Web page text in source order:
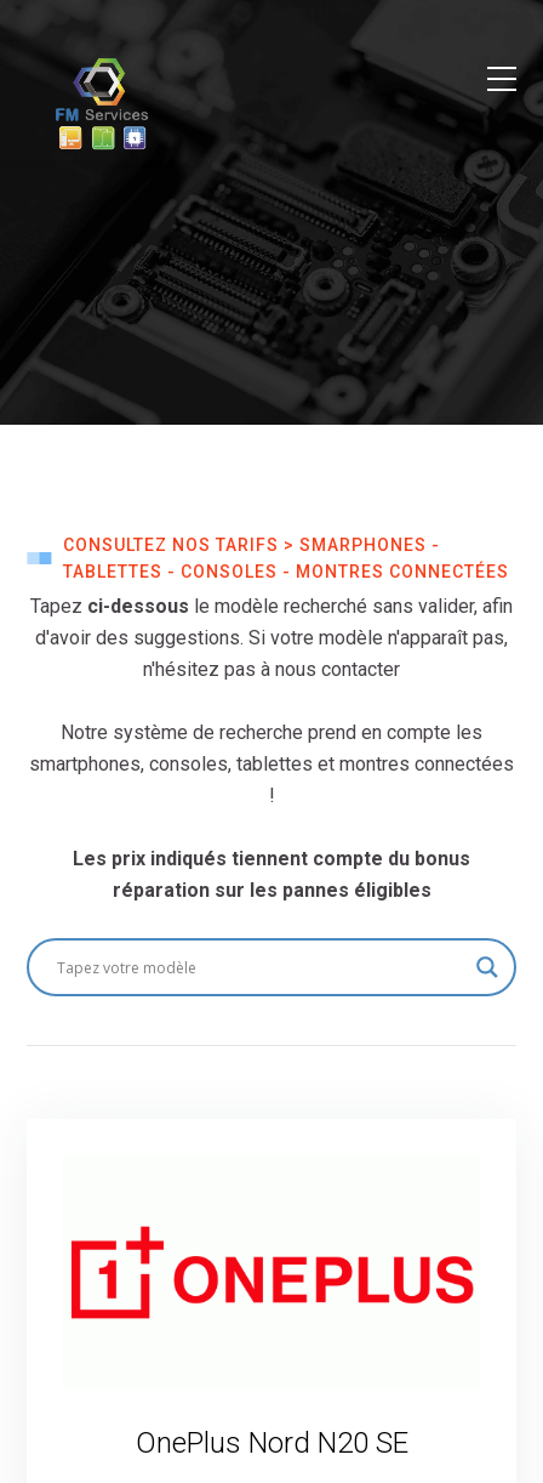
CONSULTEZ NOS TARIFS > SMARPHONES -
TABLETTES - CONSOLES - MONTRES CONNECTÉES
Tapez ci-dessous le modèle recherché sans valider, afin
d'avoir des suggestions. Si votre modèle n'apparaît pas,
n'hésitez pas à nous contacter
Notre système de recherche prend en compte les
smartphones, consoles, tablettes et montres connectées
!
Les prix indiqués tiennent compte du bonus
réparation sur les pannes éligibles
OnePlus Nord N20 SE